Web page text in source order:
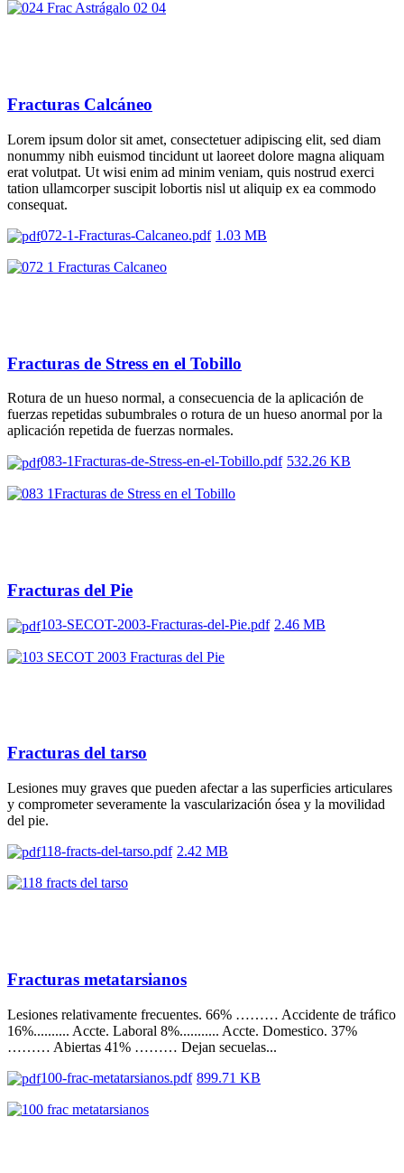
Fracturas Calcáneo
Lorem ipsum dolor sit amet, consectetuer adipiscing elit, sed diam
nonummy nibh euismod tincidunt ut laoreet dolore magna aliquam
erat volutpat. Ut wisi enim ad minim veniam, quis nostrud exerci
tation ullamcorper suscipit lobortis nisl ut aliquip ex ea commodo
consequat.
072-1-Fracturas-Calcaneo.pdf 1.03 MB
Fracturas de Stress en el Tobillo
Rotura de un hueso normal, a consecuencia de la aplicación de
fuerzas repetidas subumbrales o rotura de un hueso anormal por la
aplicación repetida de fuerzas normales.
083-1Fracturas-de-Stress-en-el-Tobillo.pdf 532.26 KB
Fracturas del Pie
103-SECOT-2003-Fracturas-del-Pie.pdf 2.46 MB
Fracturas del tarso
Lesiones muy graves que pueden afectar a las superficies articulares
y comprometer severamente la vascularización ósea y la movilidad
del pie.
118-fracts-del-tarso.pdf 2.42 MB
Fracturas metatarsianos
Lesiones relativamente frecuentes. 66% ……… Accidente de tráfico
16%.......... Accte. Laboral 8%........... Accte. Domestico. 37%
……… Abiertas 41% ……… Dejan secuelas...
100-frac-metatarsianos.pdf 899.71 KB